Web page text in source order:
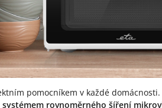
pomocníkem v každé
systémem rovnoměrného šíření